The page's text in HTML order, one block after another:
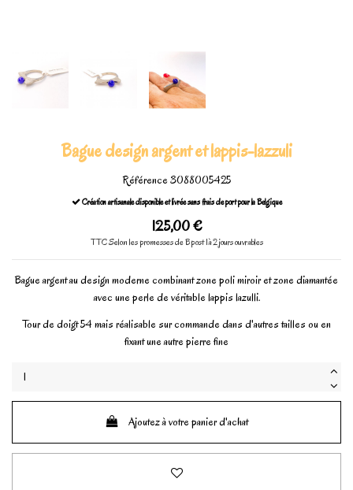
Bague design argent et lappis-lazzuli
Référence3088005425
Création artisanale disponible et livrée sans frais de port pour la Belgique
125,00 €
TTCSelon les promesses de Bpost 1à 2 jours ouvrables
Bague argent au design moderne combinant zone poli miroir et zone diamantée
avec une perle de véritable lappis lazulli.
Tour de doigt 54 mais réalisable sur commande dans d'autres tailles ou en
fixant une autre pierre fine
Ajoutez à votre panier d'achat